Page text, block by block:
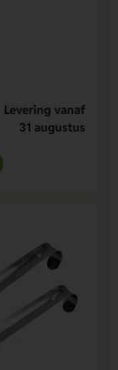
Levering vanaf
31 augustus